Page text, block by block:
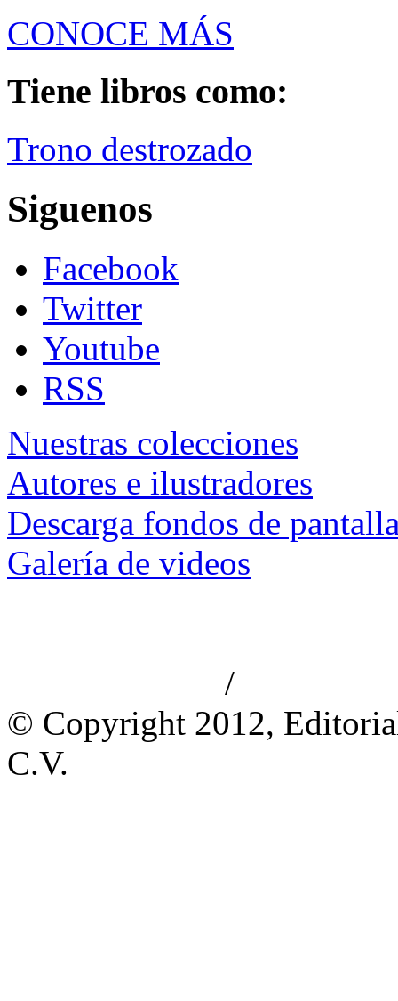
CONOCE MÁS
Tiene libros como:
Trono destrozado
Siguenos
Facebook
Twitter
Youtube
RSS
Nuestras colecciones
Autores e ilustradores
Descarga fondos de
Galería de videos
/
© Copyright 2012,
C.V.